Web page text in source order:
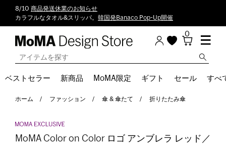
8/10 商品発送休業のお知らせ
カラフルなタオル&スリッパ。 韓国発Banaco Pop-Up開催
0
ベストセラー 新商品 MoMA限定 ギフト セール すべ
ホーム ファッション 傘 & 傘たて 折りたたみ傘
MoMA Color on Color ロゴ アンブレラ レッド／